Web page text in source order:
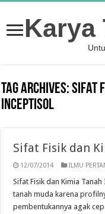
Karya
Tag Archives:Sifat
Inceptisol
Sifat Fisik dan
12/07/2014 ILMU
Sifat Fisik dan Kimia
tanah muda karena
pembentukannya agak